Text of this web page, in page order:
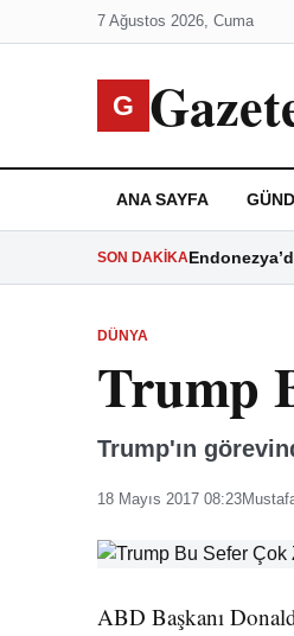
7 Ağustos 2026, Cuma
G
ANA SAYFA
SON DAKIKA
DÜNYA
Trump
Trump'ın
18 Mayıs 2017 08:23
ABD Başkanı